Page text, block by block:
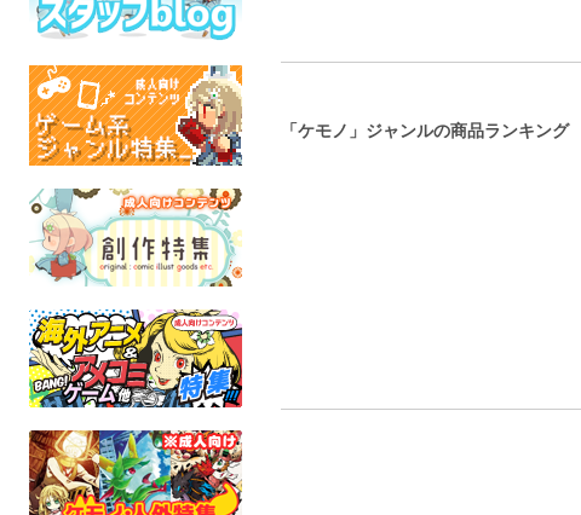
「ケモノ」ジャンルの商品ランキング